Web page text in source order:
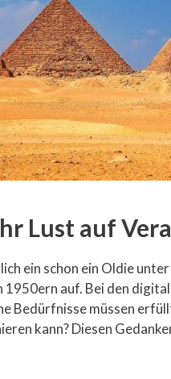
Lust auf
ein schon ein Oldie
1950ern auf. Bei den
Bedürfnisse müssen
kann? Diesen